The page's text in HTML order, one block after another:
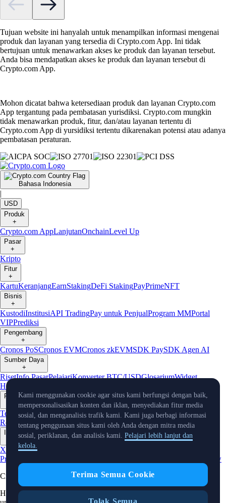
Tujuan website ini hanyalah untuk menampilkan informasi mengenai
produk dan layanan yang tersedia di Crypto.com App. Ini tidak
bertujuan untuk menawarkan akses ke produk dan layanan tersebut.
Anda bisa mendapatkan akses ke produk dan layanan tersebut di
Crypto.com App.
Mohon dicatat bahwa ketersediaan produk dan layanan Crypto.com
App tergantung pada pembatasan yurisdiksi. Crypto.com mungkin
tidak menawarkan produk, fitur, dan/atau layanan tertentu di
Crypto.com App di yursidiksi tertentu dikarenakan potensi atau adanya
pembatasan peraturan.
Bahasa Indonesia
|
USD
Produk
+
Crypto.com AppLanjutanOnchainLevel Up
Pasar
+
Kripto
Fitur
+
KartuKeranjangEarnStakingDeFi StakingPayPrimeNFT
Bisnis
+
KustodiInstitusiAPI TradingPay untuk PenjualProgram MMPortal
VIPPrediksi
Pengembang
+
Cronos PoSCronos EVMCronos zkEVMSDK PaySDK Agen AI
Sumber Daya
+
RisetInfo PasarPelajariKonverter BTC/USDGlosariumWidget
Harga
Perusahaan
+
Tentang KamiRoadmapKarierMitraKeamananProof of
ReserveAfiliasiLisensi & RegistrasiListingIklimCapitalVerifikasi
Info Terkini
+
X Warta
Produk
TradingView
Cryptocurrency in Every Wallet™
Hak Cipta © 2018 - 2026 Crypto.com. Hak cipta dilindungi undang-
Kami menggunakan cookie agar situs kami berfungsi dengan baik,
mempersonalisasikan konten dan iklan, menyediakan fitur media
sosial, dan menganalisis trafik kami. Kami juga berbagi informasi
tentang penggunaan situs kami oleh Anda dengan mitra media
sosial, periklanan, dan analisis kami. Pelajari lebih lanjut dan
kelola.
Terima Semua Cookie